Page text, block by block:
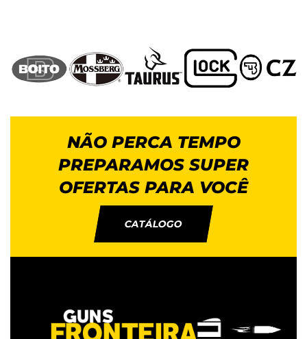
NÃO PERCA TEMPO
PREPARAMOS SUPER
OFERTAS PARA VOCÊ
CATÁLOGO